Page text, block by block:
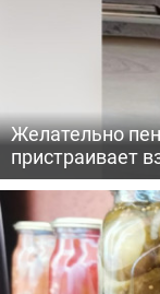
Желательно
пристраивает